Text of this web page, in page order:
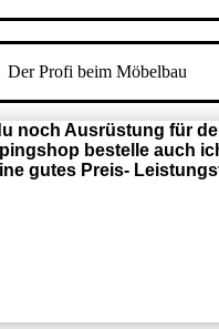
Der Profi beim Möbelbau
noch Ausrüstung für
bestelle auch
gutes Preis-